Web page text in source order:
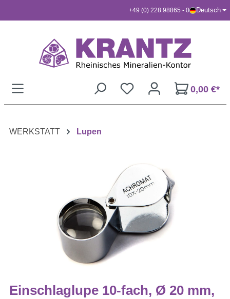
+49 (0) 228 98865 - 0 Deutsch
0,00 €*
WERKSTATT Lupen
Einschlaglupe 10-fach, Ø 20 mm,